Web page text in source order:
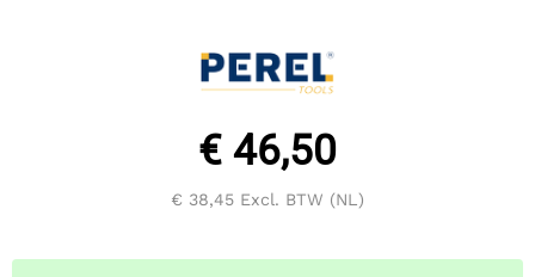
€ 46,50
€ 38,45 Excl. BTW (NL)